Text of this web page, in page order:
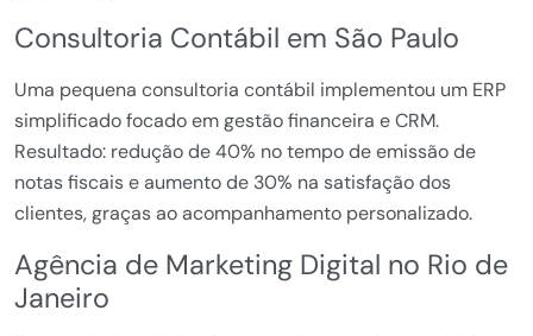
Consultoria Contábil em São Paulo
Uma pequena consultoria contábil implementou um ERP
simplificado focado em gestão financeira e CRM.
Resultado: redução de 40% no tempo de emissão de
notas fiscais e aumento de 30% na satisfação dos
clientes, graças ao acompanhamento personalizado.
Agência de Marketing Digital no Rio de
Janeiro